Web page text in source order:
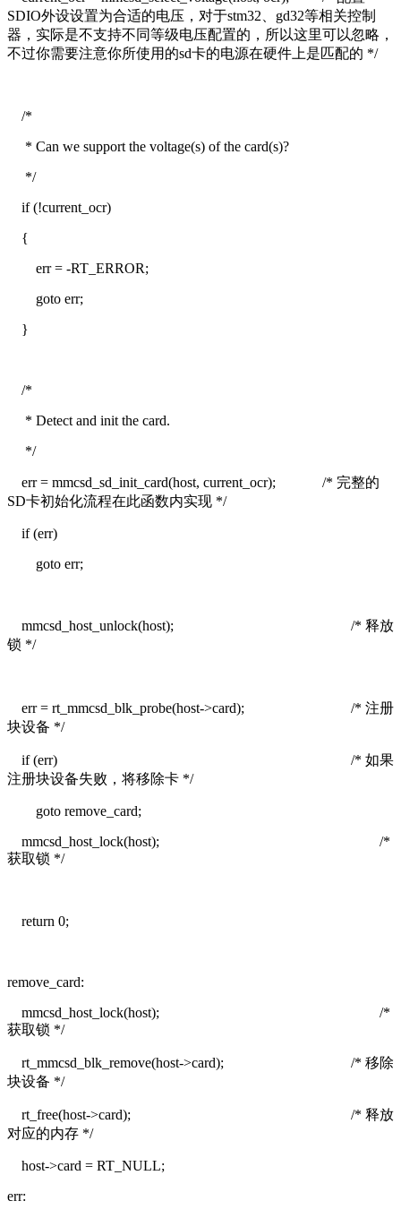
SDIO外设设置为合适的电压，对于stm32、gd32等相关控制
器，实际是不支持不同等级电压配置的，所以这里可以忽略，
不过你需要注意你所使用的sd卡的电源在硬件上是匹配的 */
/*
* Can we support the voltage(s) of the card(s)?
*/
if (!current_ocr)
{
err = -RT_ERROR;
goto err;
}
/*
* Detect and init the card.
*/
err = mmcsd_sd_init_card(host, current_ocr);
/* 完整的
SD卡初始化流程在此函数内实现 */
if (err)
goto err;
mmcsd_host_unlock(host);
/* 释放
锁 */
err = rt_mmcsd_blk_probe(host->card);
/* 注册
块设备 */
if (err)
/* 如果
注册块设备失败，将移除卡 */
goto remove_card;
mmcsd_host_lock(host);
/*
获取锁 */
return 0;
remove_card:
mmcsd_host_lock(host);
/*
获取锁 */
rt_mmcsd_blk_remove(host->card);
/* 移除
块设备 */
rt_free(host->card);
/* 释放
对应的内存 */
host->card = RT_NULL;
err: